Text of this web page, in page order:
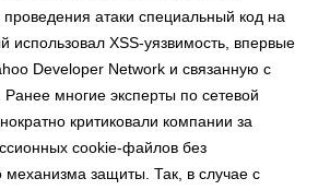
проведения атаки специальный код на
использовал XSS-уязвимость, впервые
Developer Network и связанную с
многие эксперты по сетевой
критиковали компании за
cookie-файлов без
механизма защиты. Так, в случае с